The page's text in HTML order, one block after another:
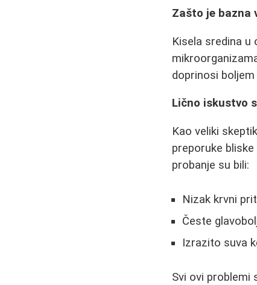
Zašto je bazna
Kisela sredina u
doprinosi
Lično iskustvo
Kao veliki
preporuke
probanje su bili:
Nizak krvni
Česte
Izrazito suva
Svi ovi problemi